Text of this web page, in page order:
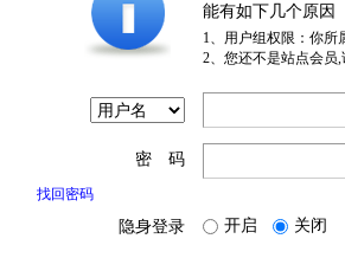
能有如下几个原因
1、用户组权限：你所
2、您还不是站点会员
密 码
找回密码
隐身登录 开启 关闭